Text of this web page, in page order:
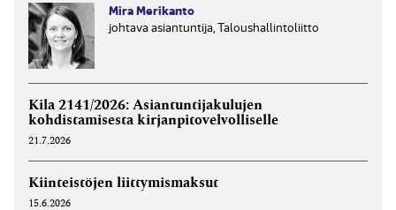
Mira Merikanto
johtava asiantuntija, Taloushallintoliitto
Kila 2141/2026: Asiantuntijakulujen
kohdistamisesta kirjanpitovelvolliselle
21.7.2026
Kiinteistöjen liittymismaksut
15.6.2026